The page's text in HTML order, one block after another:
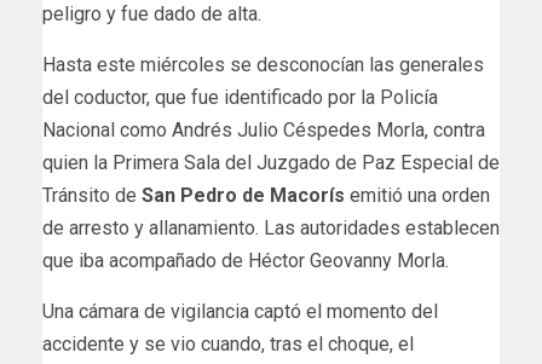
peligro y fue dado de alta.
Hasta este miércoles se desconocían las generales
del coductor, que fue identificado por la Policía
Nacional como Andrés Julio Céspedes Morla, contra
quien la Primera Sala del Juzgado de Paz Especial de
Tránsito de San Pedro de Macorís emitió una orden
de arresto y allanamiento. Las autoridades establecen
que iba acompañado de Héctor Geovanny Morla.
Una cámara de vigilancia captó el momento del
accidente y se vio cuando, tras el choque, el